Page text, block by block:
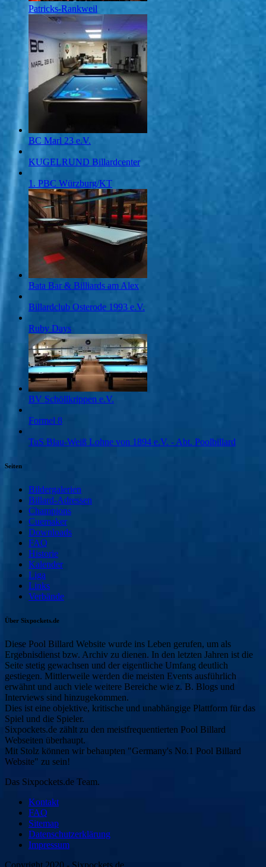
Patricks-Rankweil
BC Marl 23 e.V.
KUGELRUND Billardcenter
1. PBC Würzburg/KT
Bata Bar & Billiards am Alex
Billardclub Osterode 1993 e.V.
Ruby Days
BV Schöllkrippen e.V.
Formel 8
TuS Blau-Weiß Lohne von 1894 e.V. - Abt. Poolbillard
Seiten
Bildergalerien
Billard-Adressen
Champions
Cuemaker
Downloads
FAQ
Historie
Kalender
Liga
Links
Verbände
Über Sixpockets.de
Diese Pool Billard Website wurde ins Leben gerufen, um als
Ergebnisdienst bzw. Archiv zu dienen. In den letzten Jahren ist die
Seite stetig gewachsen und der eigentliche Umfang deutlich
gestiegen. Mittlerweile werden die meisten Events ausführlich
erwähnt und auch viele weitere Bereiche wie z. B. Blogs und
Interviews sind hinzugekommen.
Dies ist eine objektive, kritische und unabhängige Plattform für das
Spiel und die Spieler.
Sixpockets.de zählt zu den meistfrequentierten Pool Billard
Webseiten überhaupt.
Mit Stolz können wir behaupten "Germany's No.1 Pool Billard
Website" zu sein!
Das Sixpockets.de Team.
Kontakt
FAQ
Sitemap
Datenschutzerklärung
Impressum
Copyright 2020 - Sixpockets.de